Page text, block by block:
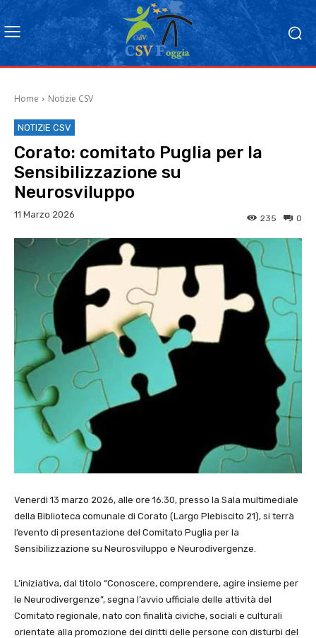
Home Notizie CSV
NOTIZIE CSV
Corato: comitato Puglia per la
Sensibilizzazione su
Neurosviluppo
11 Marzo 2026 0
235
Venerdì 13 marzo 2026, alle ore 16.30, presso la Sala multimediale
della Biblioteca comunale di Corato (Largo Plebiscito 21), si terrà
l’evento di presentazione del Comitato Puglia per la
Sensibilizzazione su Neurosviluppo e Neurodivergenze.
L’iniziativa, dal titolo “Conoscere, comprendere, agire insieme per
le Neurodivergenze”, segna l’avvio ufficiale delle attività del
Comitato regionale, nato con finalità civiche, sociali e culturali
orientate alla promozione dei diritti delle persone con disturbi del